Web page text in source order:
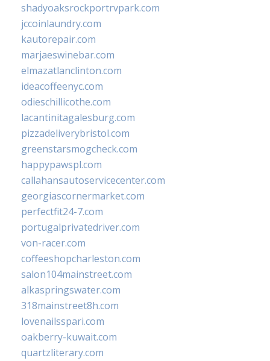
shadyoaksrockportrvpark.com
jccoinlaundry.com
kautorepair.com
marjaeswinebar.com
elmazatlanclinton.com
ideacoffeenyc.com
odieschillicothe.com
lacantinitagalesburg.com
pizzadeliverybristol.com
greenstarsmogcheck.com
happypawspl.com
callahansautoservicecenter.com
georgiascornermarket.com
perfectfit24-7.com
portugalprivatedriver.com
von-racer.com
coffeeshopcharleston.com
salon104mainstreet.com
alkaspringswater.com
318mainstreet8h.com
lovenailsspari.com
oakberry-kuwait.com
quartzliterary.com